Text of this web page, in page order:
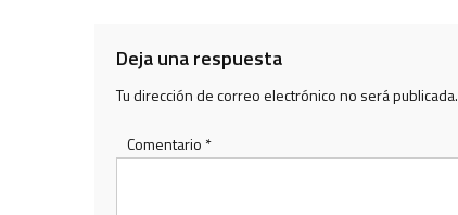
Deja una respuesta
Tu dirección de correo electrónico no será publicada.
Comentario *